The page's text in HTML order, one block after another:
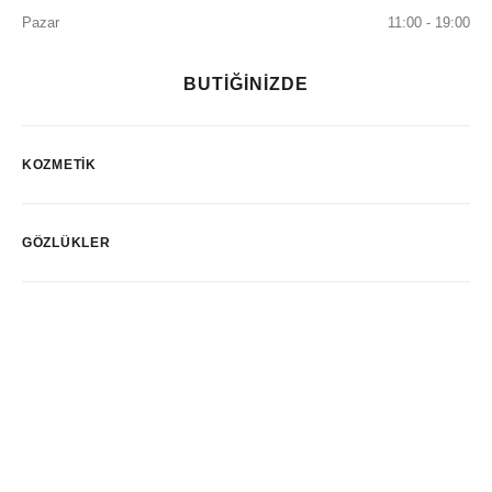
Pazar
11:00 - 19:00
BUTİĞİNİZDE
KOZMETIK
GÖZLÜKLER